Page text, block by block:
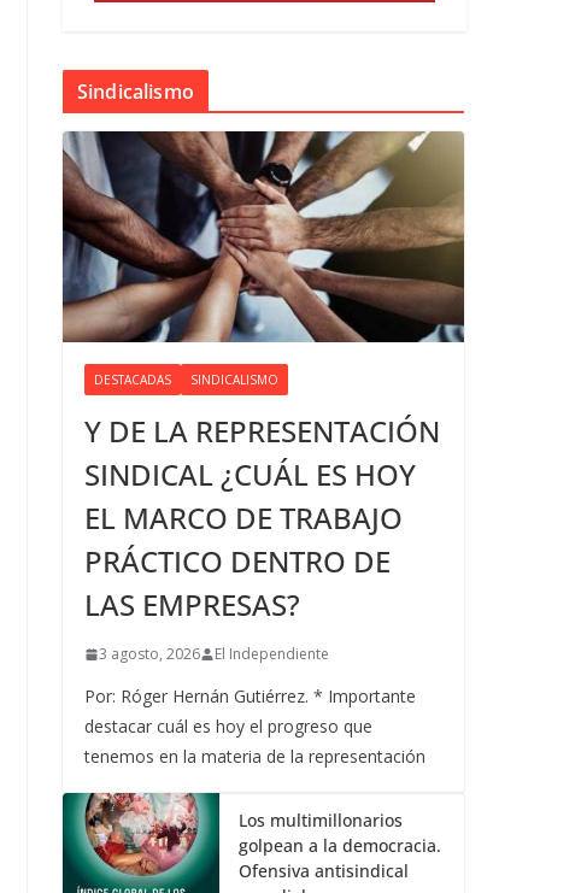
Sindicalismo
DESTACADAS SINDICALISMO
Y DE LA REPRESENTACIÓN
SINDICAL ¿CUÁL ES HOY
EL MARCO DE TRABAJO
PRÁCTICO DENTRO DE
LAS EMPRESAS?
3 agosto, 2026 El Independiente
Por: Róger Hernán Gutiérrez. * Importante
destacar cuál es hoy el progreso que
tenemos en la materia de la representación
Los multimillonarios
golpean a la democracia.
Ofensiva antisindical